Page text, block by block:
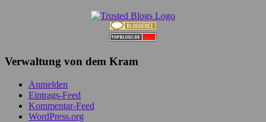
Verwaltung von dem Kram
Anmelden
Eintrags-Feed
Kommentar-Feed
WordPress.org